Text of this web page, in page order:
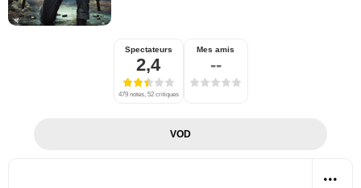
Spectateurs
2,4
479 notes, 52 critiques
Mes amis
--
VOD